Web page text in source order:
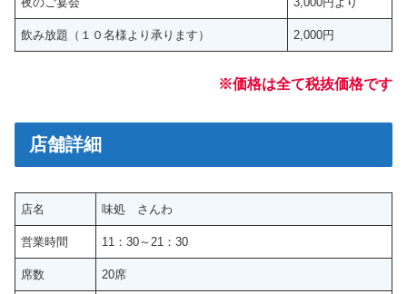
飲み放題（１０名様より承ります） 2,000円
※価格は全て税抜価格です
店舗詳細
店名 味処 さんわ
営業時間 11：30～21：30
席数 20席